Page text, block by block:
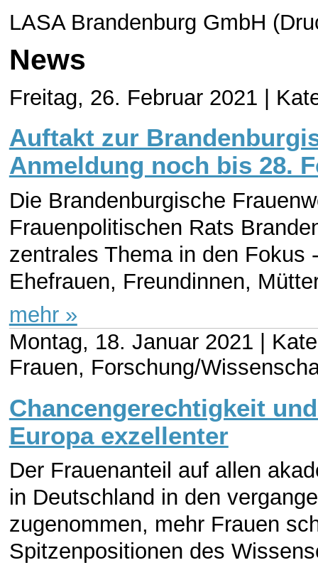
LASA Brandenburg GmbH
News
Freitag, 26. Februar 2021 |
Auftakt zur
Anmeldung noch bis 28.
Die Brandenburgische
Frauenpolitischen Rats
zentrales Thema in den Fokus
Ehefrauen, Freundinnen,
mehr »
Montag, 18. Januar 2021 |
Frauen, Forschung/
Chancengerechtigkeit
Europa exzellenter
Der Frauenanteil auf allen
in Deutschland in den
zugenommen, mehr Frauen
Spitzenpositionen des